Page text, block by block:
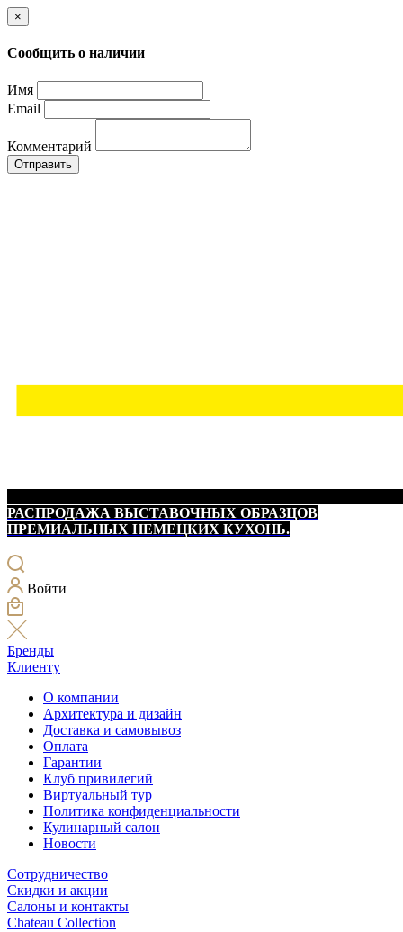
×
Сообщить о наличии
Имя
Email
Комментарий
Отправить
РАСПРОДАЖА ВЫСТАВОЧНЫХ ОБРАЗЦОВ
ПРЕМИАЛЬНЫХ НЕМЕЦКИХ КУХОНЬ.
Войти
Бренды
Клиенту
О компании
Архитектура и дизайн
Доставка и самовывоз
Оплата
Гарантии
Клуб привилегий
Виртуальный тур
Политика конфиденциальности
Кулинарный салон
Новости
Сотрудничество
Скидки и акции
Салоны и контакты
Chateau Collection